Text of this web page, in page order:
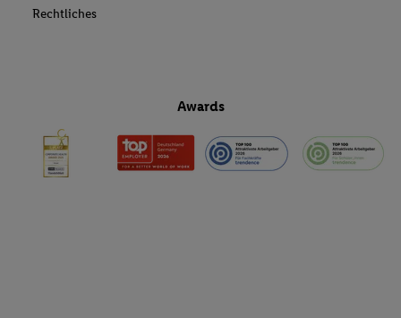
Rechtliches
Awards